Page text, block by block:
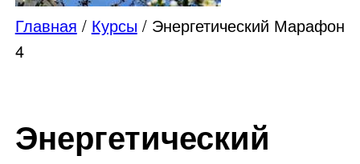
Главная / Курсы / Энергетический Марафон
4
Энергетический